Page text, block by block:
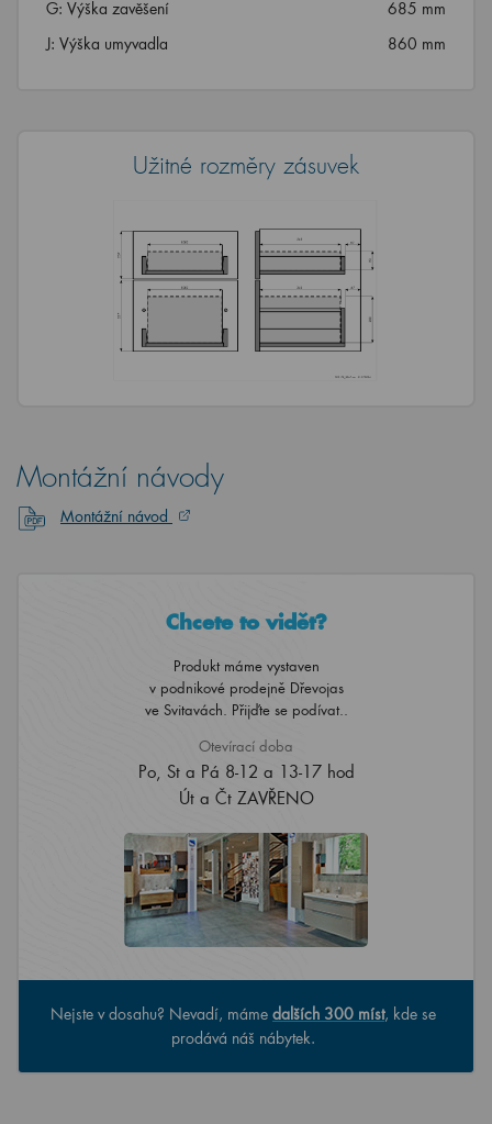
G: Výška zavěšení
685 mm
J: Výška umyvadla
860 mm
Užitné rozměry zásuvek
Montážní návody
Montážní návod
Chcete to vidět?
Produkt máme vystaven
v podnikové prodejně Dřevojas
ve Svitavách. Přijďte se podívat..
Otevírací doba
Po, St a Pá 8-12 a 13-17 hod
Út a Čt ZAVŘENO
Nejste v dosahu? Nevadí, máme dalších 300 míst, kde se
prodává náš nábytek.